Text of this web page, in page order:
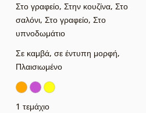
Στο γραφείο, Στην κουζίνα, Στο
σαλόνι, Στο γραφείο, Στο
υπνοδωμάτιο
Σε καμβά, σε έντυπη μορφή,
Πλαισιωμένο
1 τεμάχιο